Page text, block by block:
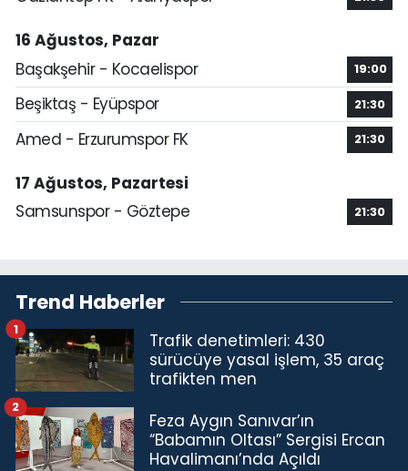
16 Ağustos, Pazar
Başakşehir - Kocaelispor
19:00
Beşiktaş - Eyüpspor 21:30
Amed - Erzurumspor FK 21:30
17 Ağustos, Pazartesi
Samsunspor - Göztepe
21:30
Trend Haberler
Trafik denetimleri: 430
sürücüye yasal işlem, 35 araç
trafikten men
1
Feza Aygın Sanıvar’ın
“Babamın Oltası” Sergisi Ercan
Havalimanı’nda Açıldı
2